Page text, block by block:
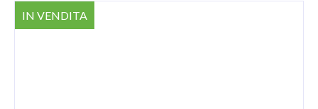
IN VENDITA